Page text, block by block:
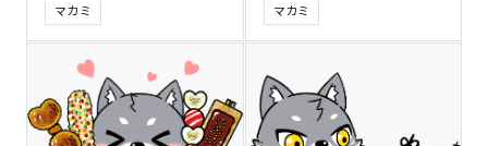
マカミ マカミ